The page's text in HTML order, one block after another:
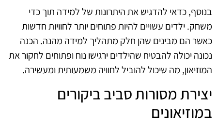
בנוסף, כדאי להדגיש את היתרונות של למידה תוך כדי
משחק. ילדים עשויים להיות פתוחים יותר לחוויות חדשות
כאשר הם מבינים שהן חלק מתהליך למידה מהנה. הכנה
נכונה יכולה להבטיח שהילדים ירגישו נוח ופתוחים לחקור את
המוזיאון, מה שיכול להוביל לחוויה משמעותית ומעשירה.
יצירת מסורות סביב ביקורים
במוזיאונים